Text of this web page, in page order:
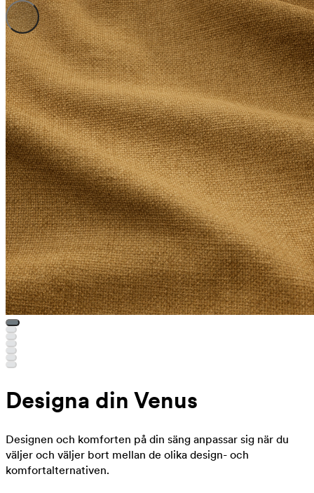
Designa din Venus
Designen och komforten på din säng anpassar sig när du
väljer och väljer bort mellan de olika design- och
komfortalternativen.